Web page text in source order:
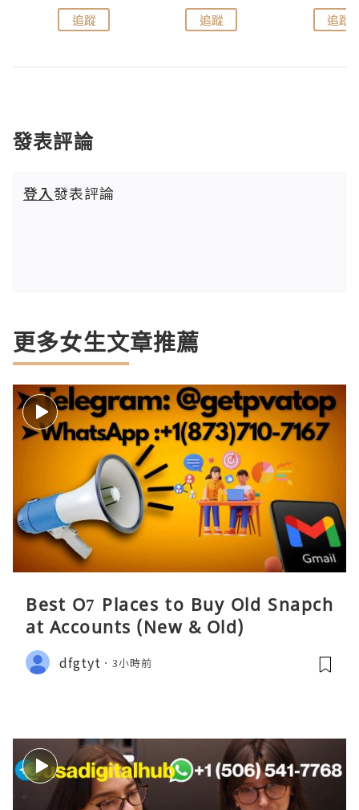
追蹤 追蹤 追蹤
發表評論
登入發表評論
更多女生文章推薦
Best O7 Places to Buy Old Snapch
at Accounts (New & Old)
dfgtyt 3小時前